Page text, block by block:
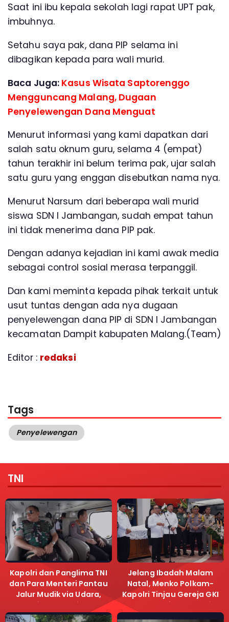
Saat ini ibu kepala sekolah lagi rapat UPT pak,
imbuhnya.
Setahu saya pak, dana PIP selama ini
dibagikan kepada para wali murid.
Baca Juga: Kasus Wisata Saptorenggo
Mengguncang Malang, Dugaan
Penyelewengan Dana Menguat
Menurut informasi yang kami dapatkan dari
salah satu oknum guru, selama 4 (empat)
tahun terakhir ini belum terima pak, ujar salah
satu guru yang enggan disebutkan nama nya.
Menurut Narsum dari beberapa wali murid
siswa SDN I Jambangan, sudah empat tahun
ini tidak menerima dana PIP pak.
Dengan adanya kejadian ini kami awak media
sebagai control sosial merasa terpanggil.
Dan kami meminta kepada pihak terkait untuk
usut tuntas dengan ada nya dugaan
penyelewengan dana PIP di SDN I Jambangan
kecamatan Dampit kabupaten Malang.(Team)
Editor : redaksi
Tags
Penyelewengan
TNI
Kapolri dan Panglima TNI
dan Para Menteri Pantau
Jalur Mudik via Udara,
Pastikan Lalu Lintas
Lancar
Jelang Ibadah Malam
Natal, Menko Polkam-
Kapolri Tinjau Gereja GKI
Samanhudi dan Gereja